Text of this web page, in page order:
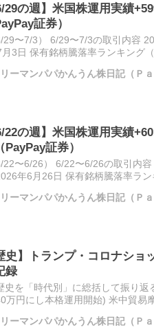
29の週】米国株運用実績
証券）
29〜7/3） 6/29〜7/3の取引内容
3日 保有銘柄騰落率ランキング
ーマンパパかんうん株日記（Ｐａ
22の週】米国株運用実績
証券）
22〜6/26） 6/22〜6/26の取引内
年6月26日 保有銘柄騰落率ラ
ーマンパパかんうん株日記（Ｐａ
史】トランプ・コロナシ
録
史を「時代別」に総括して振り
万円にし本格運用開始) 米中貿易
ーマンパパかんうん株日記（Ｐａ